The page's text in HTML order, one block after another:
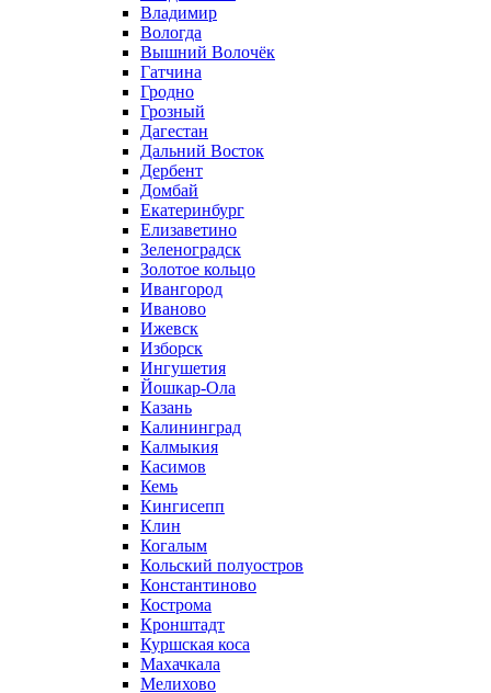
Владимир
Вологда
Вышний Волочёк
Гатчина
Гродно
Грозный
Дагестан
Дальний Восток
Дербент
Домбай
Екатеринбург
Елизаветино
Зеленоградск
Золотое кольцо
Ивангород
Иваново
Ижевск
Изборск
Ингушетия
Йошкар-Ола
Казань
Калининград
Калмыкия
Касимов
Кемь
Кингисепп
Клин
Когалым
Кольский полуостров
Константиново
Кострома
Кронштадт
Куршская коса
Махачкала
Мелихово